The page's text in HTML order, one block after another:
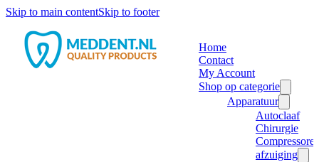
Skip to main contentSkip to footer
Home
Contact
My Account
Shop op categorie
Apparatuur
Autoclaaf
Chirurgie
afzuiging